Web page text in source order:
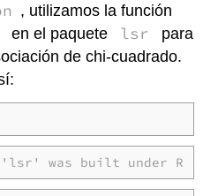
, utilizamos la función
en el paquete lsr
para
de chi-cuadrado.
'lsr' was built under R